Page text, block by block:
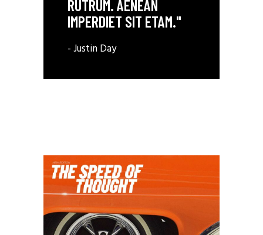
RUTRUM. AENEAN
IMPERDIET SIT ETAM."
- Justin Day